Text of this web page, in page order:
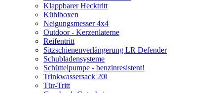
Klappbarer Hecktritt
Kühlboxen
Neigungsmesser 4x4
Outdoor - Kerzenlaterne
Reifentritt
Sitzschienenverlängerung LR Defender
Schubladensysteme
Schüttelpumpe - benzinresistent!
Trinkwassersack 20l
Tür-Tritt